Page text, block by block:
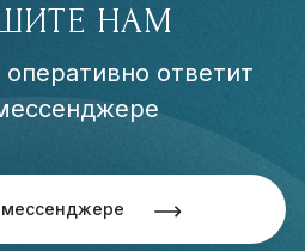
НАМ
ответит
мессенджере